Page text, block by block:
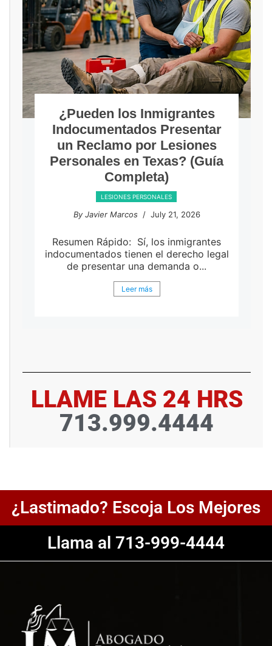
¿Pueden los Inmigrantes
Indocumentados Presentar
un Reclamo por Lesiones
Personales en Texas? (Guía
Completa)
LESIONES PERSONALES
By Javier Marcos/ July 21, 2026
Resumen Rápido: Sí, los inmigrantes
indocumentados tienen el derecho legal
de presentar una demanda o...
Leer más
LLAME LAS 24 HRS
713.999.4444
¿Lastimado? Escoja Los Mejores
Llama al 713-999-4444